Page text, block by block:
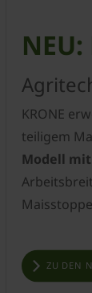
KRONE
teiligem
Modell mit
ZU DEN